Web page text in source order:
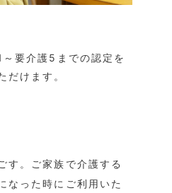
要介護5までの認定を
だけます。
す。ご家族で介護する
なった時にご利用いた